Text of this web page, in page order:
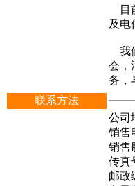
目
及电
我
会，
务，
联系方法
公司
销售
销售
传真
邮政